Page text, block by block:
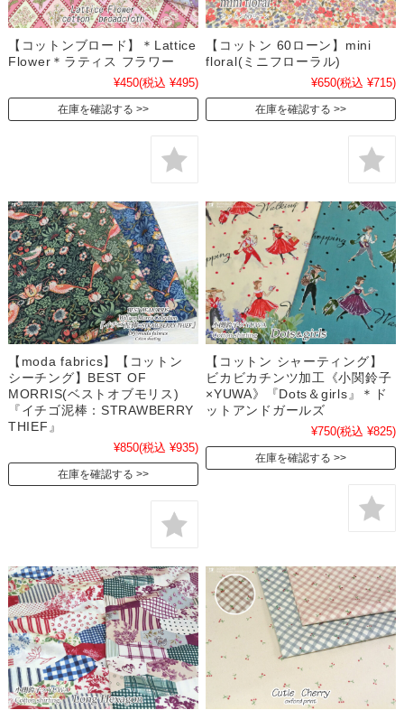
【コットンブロード】＊Lattice
Flower＊ラティス フラワー
¥450(税込 ¥495)
在庫を確認する
【コットン 60ローン】mini
floral(ミニフローラル)
¥650(税込 ¥715)
在庫を確認する
【moda fabrics】【コットン
シーチング】BEST OF
MORRIS(ベストオブモリス)
『イチゴ泥棒：STRAWBERRY
THIEF』
¥850(税込 ¥935)
在庫を確認する
【コットン シャーティング】
ビカビカチンツ加工《小関鈴子
×YUWA》『Dots＆girls』＊ド
ットアンドガールズ
¥750(税込 ¥825)
在庫を確認する